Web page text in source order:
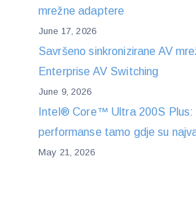
mrežne adaptere
June 17, 2026
Savršeno sinkronizirane AV
Enterprise AV Switching
June 9, 2026
Intel® Core™ Ultra 200S Plus:
performanse tamo gdje su
May 21, 2026